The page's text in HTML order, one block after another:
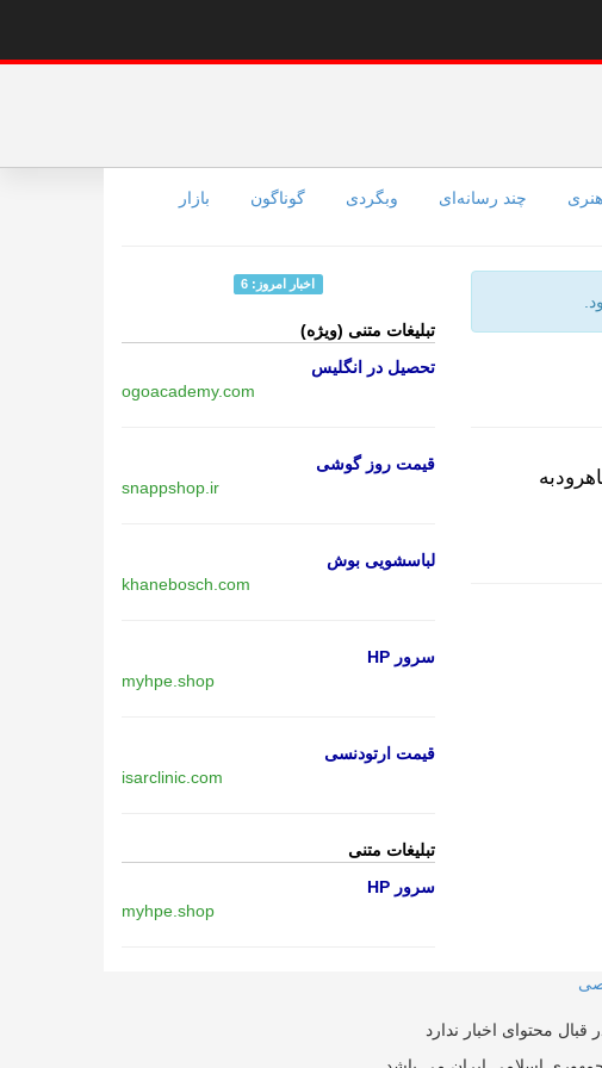
چند رسانه‌ای وبگردی گوناگون بازار
اخبار امروز: 6
تبلیغات متنی (ویژه)
تحصیل در انگلیس
ogoacademy.com
قیمت روز گوشی
snappshop.ir
لباسشویی بوش
khanebosch.com
سرور HP
myhpe.shop
قیمت ارتودنسی
isarclinic.com
تبلیغات متنی
سرور HP
myhpe.shop
محتوای اخبار ندارد